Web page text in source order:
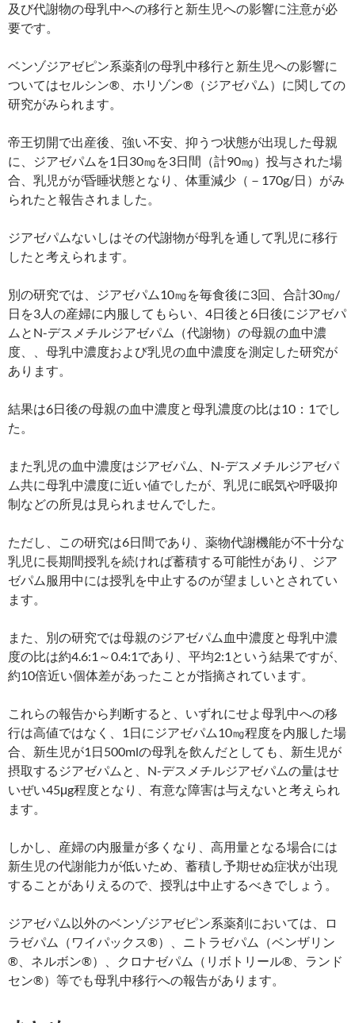
及び代謝物の母乳中への移行と新生児への影響に注意が必
要です。
ベンゾジアゼピン系薬剤の母乳中移行と新生児への影響に
ついてはセルシン®、ホリゾン®（ジアゼパム）に関しての
研究がみられます。
帝王切開で出産後、強い不安、抑うつ状態が出現した母親
に、ジアゼパムを1日30㎎を3日間（計90㎎）投与された場
合、乳児がが昏睡状態となり、体重減少（－170g/日）がみ
られたと報告されました。
ジアゼパムないしはその代謝物が母乳を通して乳児に移行
したと考えられます。
別の研究では、ジアゼパム10㎎を毎食後に3回、合計30㎎/
日を3人の産婦に内服してもらい、4日後と6日後にジアゼパ
ムとN-デスメチルジアゼパム（代謝物）の母親の血中濃
度、、母乳中濃度および乳児の血中濃度を測定した研究が
あります。
結果は6日後の母親の血中濃度と母乳濃度の比は10：1でし
た。
また乳児の血中濃度はジアゼパム、N-デスメチルジアゼパ
ム共に母乳中濃度に近い値でしたが、乳児に眠気や呼吸抑
制などの所見は見られませんでした。
ただし、この研究は6日間であり、薬物代謝機能が不十分な
乳児に長期間授乳を続ければ蓄積する可能性があり、ジア
ゼパム服用中には授乳を中止するのが望ましいとされてい
ます。
また、別の研究では母親のジアゼパム血中濃度と母乳中濃
度の比は約4.6:1～0.4:1であり、平均2:1という結果ですが、
約10倍近い個体差があったことが指摘されています。
これらの報告から判断すると、いずれにせよ母乳中への移
行は高値ではなく、1日にジアゼパム10㎎程度を内服した場
合、新生児が1日500mlの母乳を飲んだとしても、新生児が
摂取するジアゼパムと、N-デスメチルジアゼパムの量はせ
いぜい45μg程度となり、有意な障害は与えないと考えられ
ます。
しかし、産婦の内服量が多くなり、高用量となる場合には
新生児の代謝能力が低いため、蓄積し予期せぬ症状が出現
することがありえるので、授乳は中止するべきでしょう。
ジアゼパム以外のベンゾジアゼピン系薬剤においては、ロ
ラゼパム（ワイパックス®）、ニトラゼパム（ベンザリン
®、ネルボン®）、クロナゼパム（リボトリール®、ランド
セン®）等でも母乳中移行への報告があります。